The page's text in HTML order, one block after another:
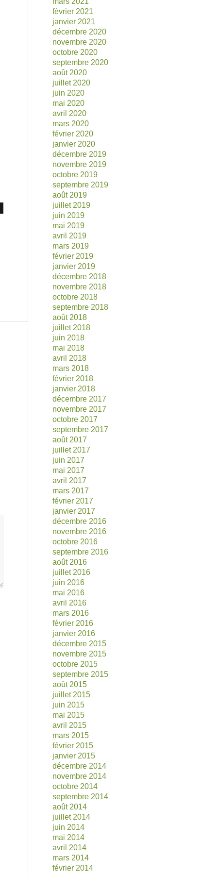
février 2021
janvier 2021
décembre 2020
novembre 2020
octobre 2020
septembre 2020
août 2020
juillet 2020
juin 2020
mai 2020
avril 2020
mars 2020
février 2020
janvier 2020
décembre 2019
novembre 2019
octobre 2019
septembre 2019
août 2019
juillet 2019
juin 2019
mai 2019
avril 2019
mars 2019
février 2019
janvier 2019
décembre 2018
novembre 2018
octobre 2018
septembre 2018
août 2018
juillet 2018
juin 2018
mai 2018
avril 2018
mars 2018
février 2018
janvier 2018
décembre 2017
novembre 2017
octobre 2017
septembre 2017
août 2017
juillet 2017
juin 2017
mai 2017
avril 2017
mars 2017
février 2017
janvier 2017
décembre 2016
novembre 2016
octobre 2016
septembre 2016
août 2016
juillet 2016
juin 2016
mai 2016
avril 2016
mars 2016
février 2016
janvier 2016
décembre 2015
novembre 2015
octobre 2015
septembre 2015
août 2015
juillet 2015
juin 2015
mai 2015
avril 2015
mars 2015
février 2015
janvier 2015
décembre 2014
novembre 2014
octobre 2014
septembre 2014
août 2014
juillet 2014
juin 2014
mai 2014
avril 2014
mars 2014
février 2014